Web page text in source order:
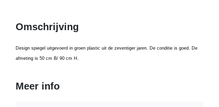
Omschrijving
Design spiegel uitgevoerd in groen plastic uit de zeventiger jaren. De conditie is goed. De
afmeting is 50 cm B/ 90 cm H.
Meer info